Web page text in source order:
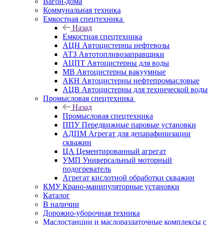
Коммунальная техника
Емкостная спецтехника
Назад
Емкостная спецтехника
АЦН Автоцистерны нефтевозы
АТЗ Автотопливозаправщики
АЦПТ Автоцистерны для воды
МВ Автоцистерны вакуумные
АКН Автоцистерны нефтепромысловые
АЦВ Автоцистерны для технической воды
Промысловая спецтехника
Назад
Промысловая спецтехника
ППУ Передвижные паровые установки
АДПМ Агрегат для депарафинизации
скважин
ЦА Цементированный агрегат
УМП Универсальный моторный
подогреватель
Агрегат кислотной обработки скважин
КМУ Крано-манипуляторные установки
Каталог
В наличии
Дорожно-уборочная техника
Маслостанции и маслораздаточные комплексы с